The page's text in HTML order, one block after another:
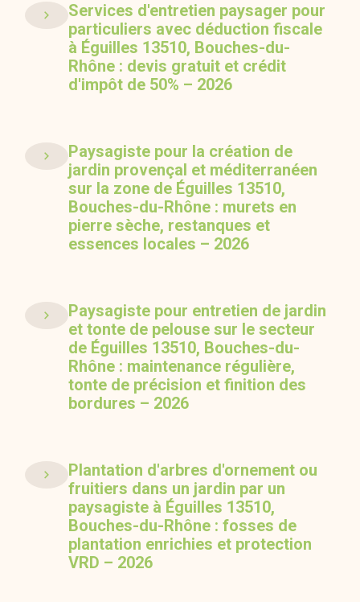
Services d'entretien paysager pour
particuliers avec déduction fiscale
à Éguilles 13510, Bouches-du-
Rhône : devis gratuit et crédit
d'impôt de 50% – 2026
Paysagiste pour la création de
jardin provençal et méditerranéen
sur la zone de Éguilles 13510,
Bouches-du-Rhône : murets en
pierre sèche, restanques et
essences locales – 2026
Paysagiste pour entretien de jardin
et tonte de pelouse sur le secteur
de Éguilles 13510, Bouches-du-
Rhône : maintenance régulière,
tonte de précision et finition des
bordures – 2026
Plantation d'arbres d'ornement ou
fruitiers dans un jardin par un
paysagiste à Éguilles 13510,
Bouches-du-Rhône : fosses de
plantation enrichies et protection
VRD – 2026